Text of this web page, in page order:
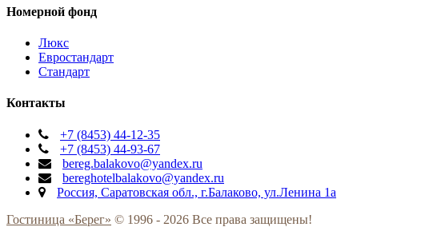
Номерной фонд
Люкс
Евростандарт
Стандарт
Контакты
+7 (8453) 44-12-35
+7 (8453) 44-93-67
bereg.balakovo@yandex.ru
bereghotelbalakovo@yandex.ru
Россия, Саратовская обл., г.Балаково, ул.Ленина 1а
Гостиница «Берег» © 1996 - 2026 Все права защищены!